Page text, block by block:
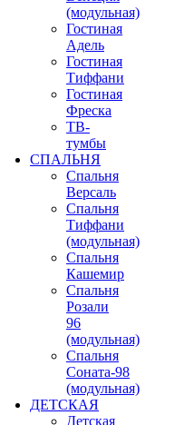
(модульная)
Гостиная
Адель
Гостиная
Тиффани
Гостиная
Фреска
ТВ-
тумбы
СПАЛЬНЯ
Спальня
Версаль
Спальня
Тиффани
(модульная)
Спальня
Кашемир
Спальня
Розали
96
(модульная)
Спальня
Соната-98
(модульная)
ДЕТСКАЯ
Детская